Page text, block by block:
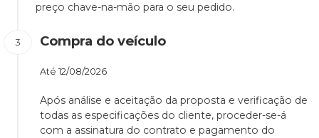
preço chave-na-mão para o seu pedido.
Compra do veículo
Até 12/08/2026
Após análise e aceitação da proposta e verificação de
todas as especificações do cliente, proceder-se-á
com a assinatura do contrato e pagamento do